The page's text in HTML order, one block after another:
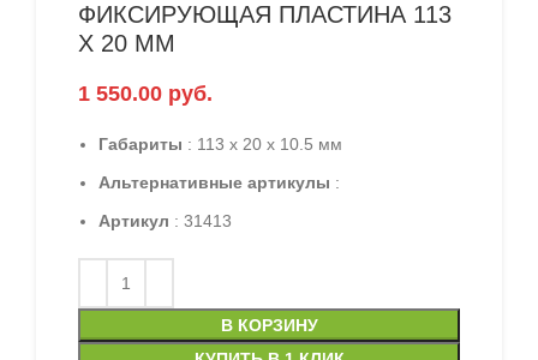
ФИКСИРУЮЩАЯ ПЛАСТИНА 113
X 20 ММ
1 550.00 руб.
Габариты : 113 x 20 x 10.5 мм
Альтернативные артикулы :
Артикул : 31413
В КОРЗИНУ